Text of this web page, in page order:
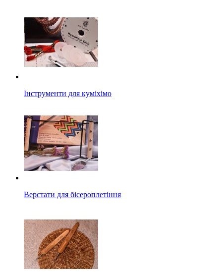
Інструменти для куміхімо
Верстати для бісероплетіння